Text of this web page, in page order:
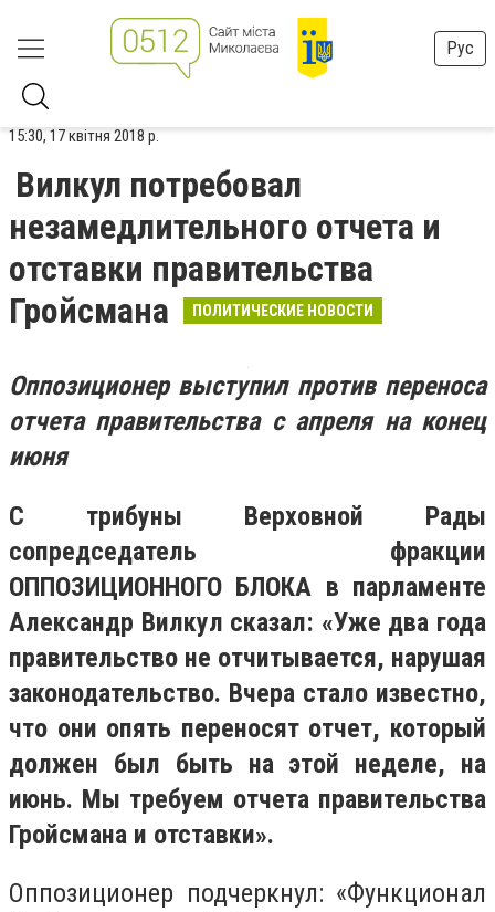
Рус
15:30, 17 квітня 2018 р.
Вилкул потребовал
незамедлительного отчета и
отставки правительства
Гройсмана
ПОЛИТИЧЕСКИЕ НОВОСТИ
Оппозиционер выступил против переноса
отчета правительства с апреля на конец
июня
С трибуны Верховной Рады
сопредседатель фракции
ОППОЗИЦИОННОГО БЛОКА в парламенте
Александр Вилкул сказал: «Уже два года
правительство не отчитывается, нарушая
законодательство. Вчера стало известно,
что они опять переносят отчет, который
должен был быть на этой неделе, на
июнь. Мы требуем отчета правительства
Гройсмана и отставки».
Оппозиционер подчеркнул: «Функционал